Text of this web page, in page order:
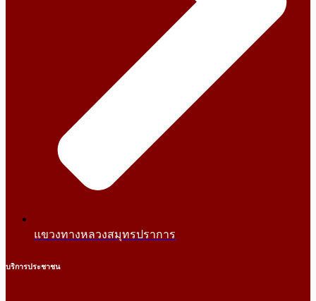
แขวงทางหลวงสมุทรปราการ
บริการประชาชน